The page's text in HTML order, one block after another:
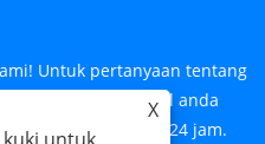
Untuk pertanyaan tentang
sila tinggalkan e-mel anda
dalam masa 24 jam.
X